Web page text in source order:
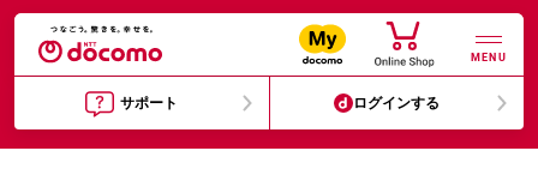
MENU
サポート ログインする